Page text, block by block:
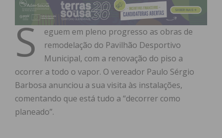
S
eguem em pleno progresso as obras de
remodelação do Pavilhão Desportivo
Municipal, com a renovação do piso a
ocorrer a todo o vapor. O vereador Paulo Sérgio
Barbosa anunciou a sua visita às instalações,
comentando que está tudo a “decorrer como
planeado”.